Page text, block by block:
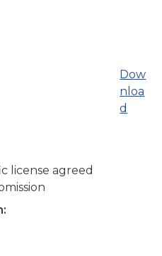
license agreed
Dow
nloa
d